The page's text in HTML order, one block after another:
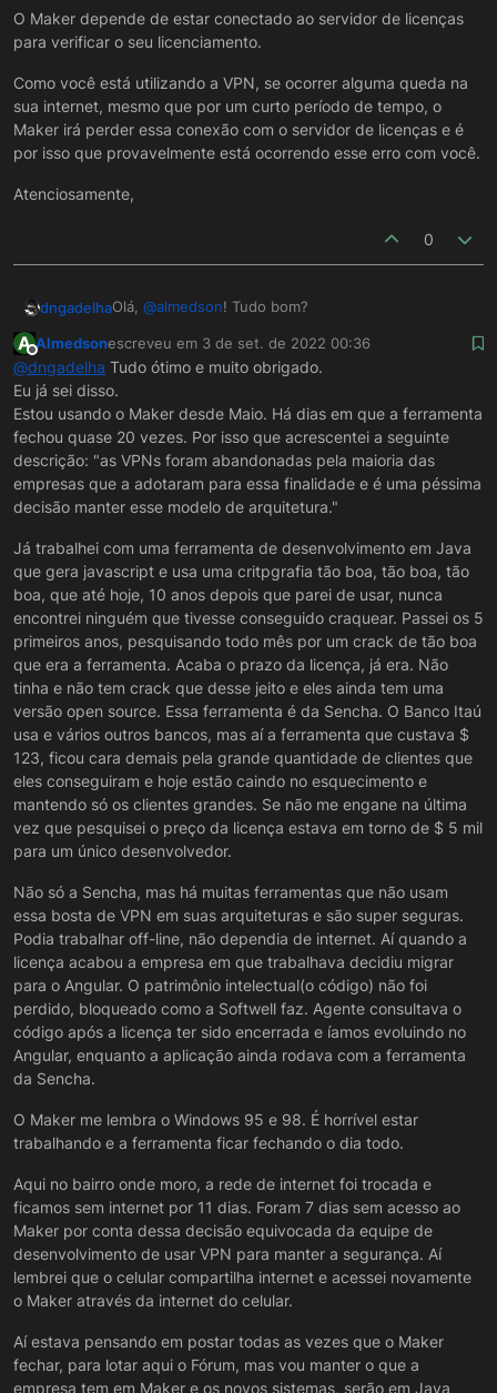
conexão com a VPN.
Já avisei no e-mail anterior que as VPNs foram
adotaram para essa finalidade e é uma péssima
decisão manter esse modelo de arquitetura.
nunca me ocorreu com nenhuma outra ferramenta
de desenvolvimento.
O Maker depende de estar conectado ao servidor de licenças
para verificar o seu licenciamento.
Como você está utilizando a VPN, se ocorrer alguma queda na
sua internet, mesmo que por um curto período de tempo, o
Maker irá perder essa conexão com o servidor de licenças e é
por isso que provavelmente está ocorrendo esse erro com você.
Atenciosamente,
0
dngadelhaOlá, @almedson! Tudo bom?
O Maker depende de estar conectado ao servidor
de licenças para verificar o seu licenciamento.
Como você está utilizando a VPN, se ocorrer
alguma queda na sua internet, mesmo que por um
curto período de tempo, o Maker irá perder essa
conexão com o servidor de licenças e é por isso
que provavelmente está ocorrendo esse erro com
Atenciosamente,
A
Offline
Almedsonescreveu em 3 de set. de 2022 00:36
última edição por
@dngadelha Tudo ótimo e muito obrigado.
Eu já sei disso.
Estou usando o Maker desde Maio. Há dias em que a ferramenta
fechou quase 20 vezes. Por isso que acrescentei a seguinte
descrição: "as VPNs foram abandonadas pela maioria das
empresas que a adotaram para essa finalidade e é uma péssima
decisão manter esse modelo de arquitetura."
Já trabalhei com uma ferramenta de desenvolvimento em Java
que gera javascript e usa uma critpgrafia tão boa, tão boa, tão
boa, que até hoje, 10 anos depois que parei de usar, nunca
encontrei ninguém que tivesse conseguido craquear. Passei os 5
primeiros anos, pesquisando todo mês por um crack de tão boa
que era a ferramenta. Acaba o prazo da licença, já era. Não
tinha e não tem crack que desse jeito e eles ainda tem uma
versão open source. Essa ferramenta é da Sencha. O Banco Itaú
usa e vários outros bancos, mas aí a ferramenta que custava $
123, ficou cara demais pela grande quantidade de clientes que
eles conseguiram e hoje estão caindo no esquecimento e
mantendo só os clientes grandes. Se não me engane na última
vez que pesquisei o preço da licença estava em torno de $ 5 mil
para um único desenvolvedor.
Não só a Sencha, mas há muitas ferramentas que não usam
essa bosta de VPN em suas arquiteturas e são super seguras.
Podia trabalhar off-line, não dependia de internet. Aí quando a
licença acabou a empresa em que trabalhava decidiu migrar
para o Angular. O patrimônio intelectual(o código) não foi
perdido, bloqueado como a Softwell faz. Agente consultava o
código após a licença ter sido encerrada e íamos evoluindo no
Angular, enquanto a aplicação ainda rodava com a ferramenta
da Sencha.
O Maker me lembra o Windows 95 e 98. É horrível estar
trabalhando e a ferramenta ficar fechando o dia todo.
Aqui no bairro onde moro, a rede de internet foi trocada e
ficamos sem internet por 11 dias. Foram 7 dias sem acesso ao
Maker por conta dessa decisão equivocada da equipe de
desenvolvimento de usar VPN para manter a segurança. Aí
lembrei que o celular compartilha internet e acessei novamente
o Maker através da internet do celular.
Aí estava pensando em postar todas as vezes que o Maker
fechar, para lotar aqui o Fórum, mas vou manter o que a
empresa tem em Maker e os novos sistemas, serão em Java